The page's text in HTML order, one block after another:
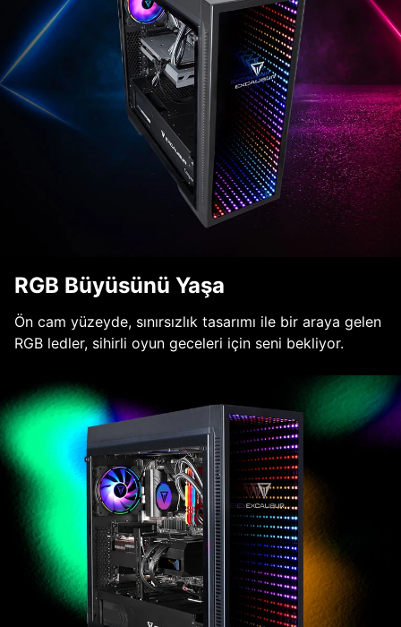
RGB Büyüsünü Yaşa
Ön cam yüzeyde, sınırsızlık tasarımı ile bir araya gelen
RGB ledler, sihirli oyun geceleri için seni bekliyor.